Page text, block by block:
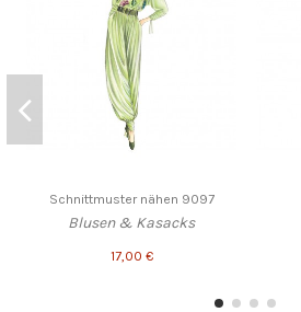
Schnittmuster nähen 9097
Blusen & Kasacks
17,00 €